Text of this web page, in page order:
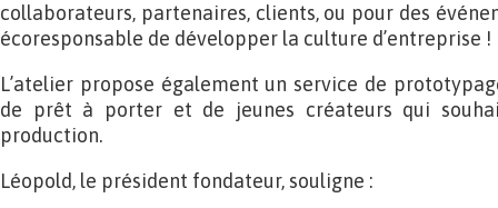
collaborateurs, partenaires, clients, ou pour des
écoresponsable de développer la culture d’entreprise !
L’atelier propose également un service de
de prêt à porter et de jeunes créateurs qui
production.
Léopold, le président fondateur, souligne :